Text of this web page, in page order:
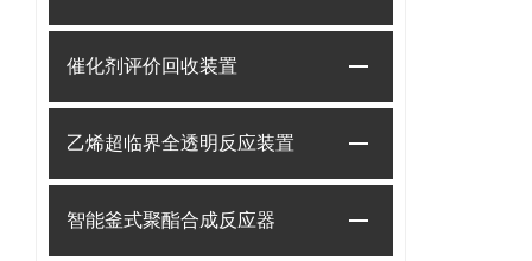
催化剂评价回收装置
乙烯超临界全透明反应装置
智能釜式聚酯合成反应器